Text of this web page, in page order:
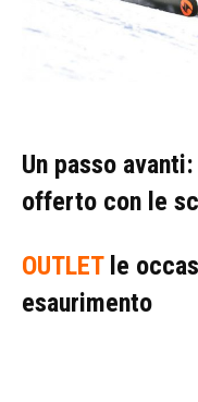
Un passo
offerto con le
OUTLETle
esaurimento